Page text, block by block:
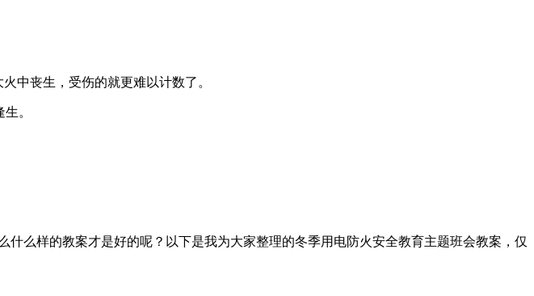
中丧生，受伤的就更难以计数了。
。
么样的教案才是好的呢？以下是我为大家整理的冬季用电防火安全教育主题班会教案，仅